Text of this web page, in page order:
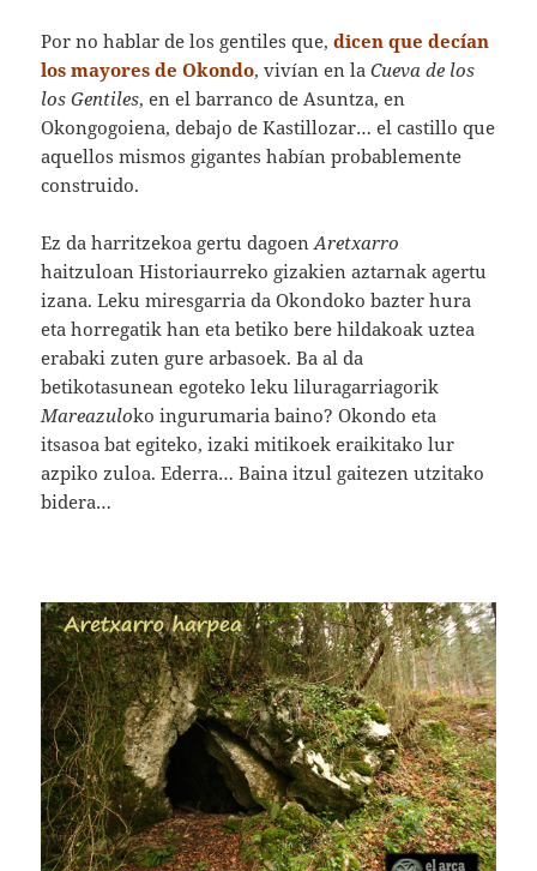
Por no hablar de los gentiles que,dicen que decían
los mayores de Okondo, vivían en laCueva de los
los Gentiles, en el barranco de Asuntza, en
Okongogoiena, debajo de Kastillozar… el castillo que
aquellos mismos gigantes habían probablemente
construido.
Ez da harritzekoa gertu dagoenAretxarro
haitzuloan Historiaurreko gizakien aztarnak agertu
izana. Leku miresgarria da Okondoko bazter hura
eta horregatik han eta betiko bere hildakoak uztea
erabaki zuten gure arbasoek. Ba al da
betikotasunean egoteko leku liluragarriagorik
Mareazuloko ingurumaria baino? Okondo eta
itsasoa bat egiteko, izaki mitikoek eraikitako lur
azpiko zuloa. Ederra… Baina itzul gaitezen utzitako
bidera…